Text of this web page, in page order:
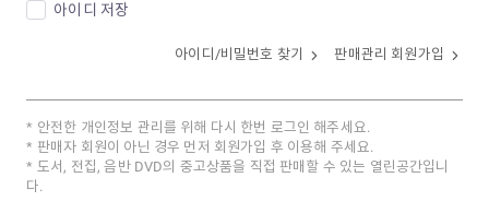
아이디 저장
아이디/비밀번호 찾기 판매관리 회원가입
안전한 개인정보 관리를 위해 다시 한번 로그인 해주세요.
판매자 회원이 아닌 경우 먼저 회원가입 후 이용해 주세요.
도서, 전집, 음반 DVD의 중고상품을 직접 판매할 수 있는 열린공간입니
다.